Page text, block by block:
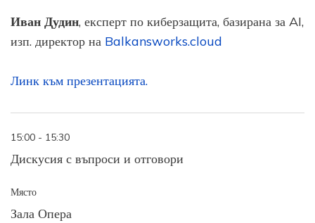
Иван Дудин, експерт по киберзащита, базирана за AI,
изп. директор на Balkansworks.cloud
Линк към презентацията.
15:00 - 15:30
Дискусия с въпроси и отговори
Място
Зала Опера